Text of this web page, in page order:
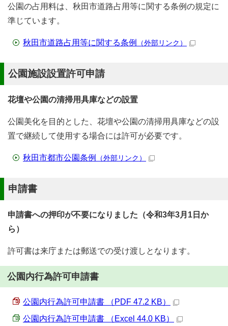
公園の占用料は、秋田市道路占用等に関する条例の規定に
準じています。
秋田市道路占用等に関する条例 （外部リンク）
公園施設設置許可申請
花壇や公園の清掃用具庫などの設置
公園美化を目的とした、花壇や公園の清掃用具庫などの設
置で継続して使用する場合には許可が必要です。
秋田市都市公園条例 （外部リンク）
申請書
申請書への押印が不要になりました（令和3年3月1日か
ら）
許可書は来庁または郵送での受け渡しとなります。
公園内行為許可申請書
公園内行為許可申請書 （PDF 47.2 KB）
公園内行為許可申請書 （Excel 44.0 KB）